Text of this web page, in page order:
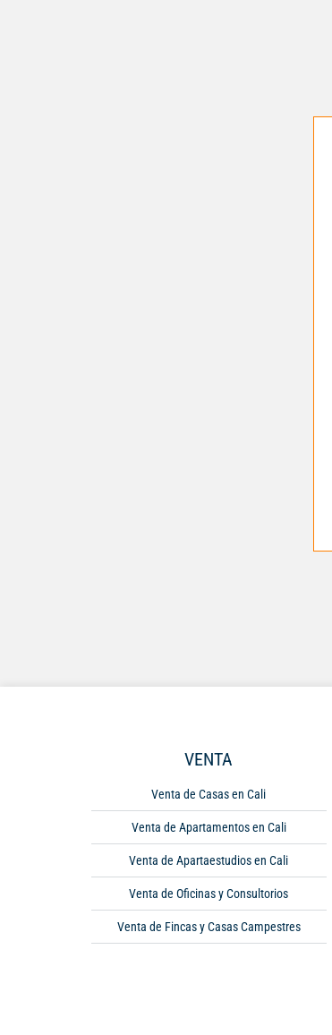
VENTA
Venta de Casas en Cali
Venta de Apartamentos en Cali
Venta de Apartaestudios en Cali
Venta de Oficinas y Consultorios
Venta de Fincas y Casas Campestres